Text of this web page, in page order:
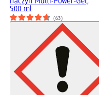
naczyń Multi-Power-Gel,
500 ml
(63)